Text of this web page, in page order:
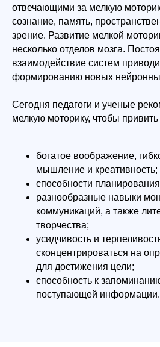
отвечающими за мелкую
сознание, память,
зрение. Развитие мелкой
несколько отделов мозга.
взаимодействие систем
формированию новых
Сегодня педагоги и ученые
мелкую моторику, чтобы привить
богатое воображение,
мышление и креативность;
способности
разнообразные навыки
коммуникаций, а также
творчества;
усидчивость и
сконцентрироваться на
для достижения цели;
способность к
поступающей информации.